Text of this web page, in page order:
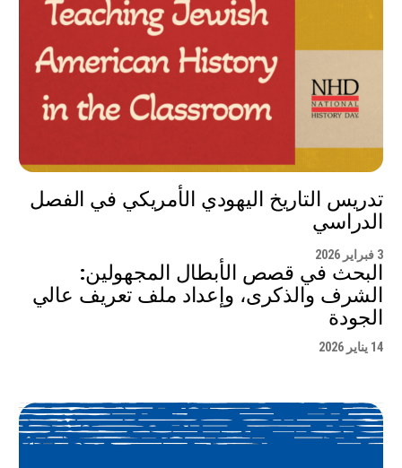
تدريس التاريخ اليهودي الأمريكي في الفصل
الدراسي
3 فبراير 2026
البحث في قصص الأبطال المجهولين:
الشرف والذكرى، وإعداد ملف تعريف عالي
الجودة
14 يناير 2026